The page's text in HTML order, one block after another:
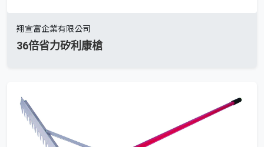
翔宣富企業有限公司
36倍省力矽利康槍